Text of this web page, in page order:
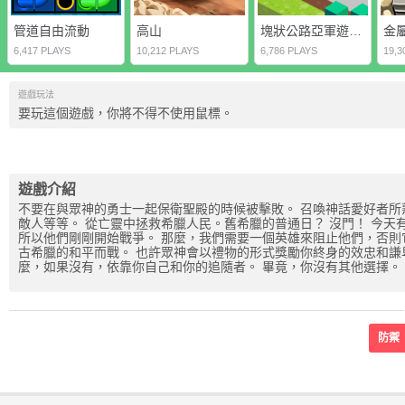
管道自由流動
6,417 PLAYS
高山
10,212 PLAYS
塊狀公路亞軍遊戲2D
6,786 PLAYS
金
遊戲玩法
要玩這個遊戲，你將不得不使用鼠標。
遊戲介紹
不要在與眾神的勇士一起保衛聖殿的時候被擊敗。 召喚神話愛好者
敵人等等。 從亡靈中拯救希臘人民。舊希臘的普通日？ 沒門！ 今
所以他們剛剛開始戰爭。 那麼，我們需要一個英雄來阻止他們，否
古希臘的和平而戰。 也許眾神會以禮物的形式獎勵你終身的效忠和
麼，如果沒有，依靠你自己和你的追隨者。 畢竟，你沒有其他選擇。
防禦